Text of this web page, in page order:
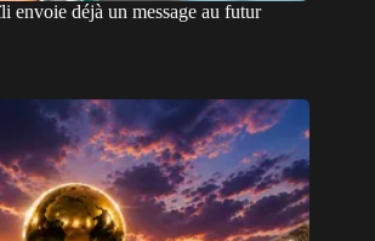
envoie déjà un message au futur